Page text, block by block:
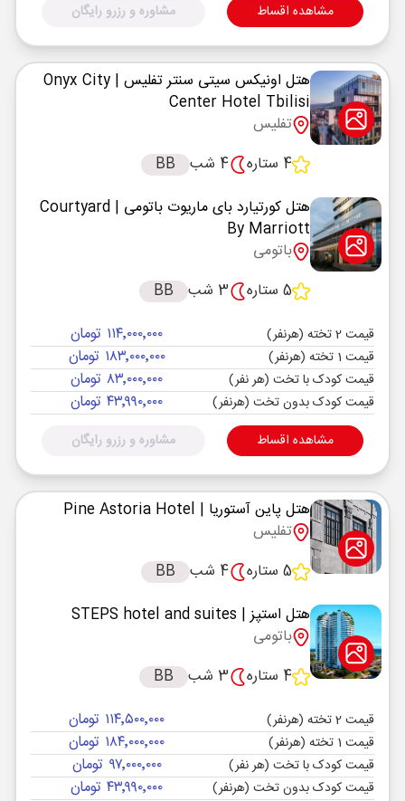
مشاهده اقساط مشاوره و رزرو رایگان
هتل اونیکس سیتی سنتر تفلیس | Onyx City
Center Hotel Tbilisi
تفلیس
4 ستاره
4 شب
BB
هتل کورتیارد بای ماریوت باتومی
| Courtyard
By Marriott
باتومی
5 ستاره
3 شب BB
قیمت 2 تخته (هرنفر) ۱۱۴٬۰۰۰٬۰۰۰ تومان
قیمت 1 تخته (هرنفر) ۱۸۳٬۰۰۰٬۰۰۰ تومان
قیمت کودک با تخت (هر نفر) ۸۳٬۰۰۰٬۰۰۰ تومان
قیمت کودک بدون تخت (هرنفر) ۴۳٬۹۹۰٬۰۰۰ تومان
مشاهده اقساط مشاوره و رزرو رایگان
هتل پاین آستوریا | Pine Astoria Hotel
تفلیس
5 ستاره
4 شب
BB
هتل استپز| STEPS hotel and suites
باتومی
4 ستاره
3 شب BB
قیمت 2 تخته (هرنفر) ۱۱۴٬۵۰۰٬۰۰۰ تومان
قیمت 1 تخته (هرنفر) ۱۸۴٬۰۰۰٬۰۰۰ تومان
قیمت کودک با تخت (هر نفر) ۹۷٬۰۰۰٬۰۰۰ تومان
قیمت کودک بدون تخت (هرنفر) ۴۳٬۹۹۰٬۰۰۰ تومان